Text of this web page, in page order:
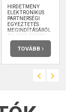
HIRDETMÉNY
ELEKTRONIKUS
PARTNERSÉGI
EGYEZTETÉS
MEGINDÍTÁSÁRÓL
TELEPÜLÉSTERV
KÉSZÍTÉSÉNEK
TÁRGYÁBAN
TOVÁBB